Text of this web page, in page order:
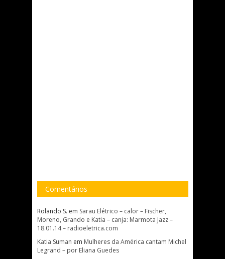
Comentários
Rolando S. em Sarau Elétrico – calor – Fischer,
Moreno, Grando e Katia – canja: Marmota Jazz –
18.01.14 – radioeletrica.com
Katia Suman em Mulheres da América cantam Michel
Legrand – por Eliana Guedes